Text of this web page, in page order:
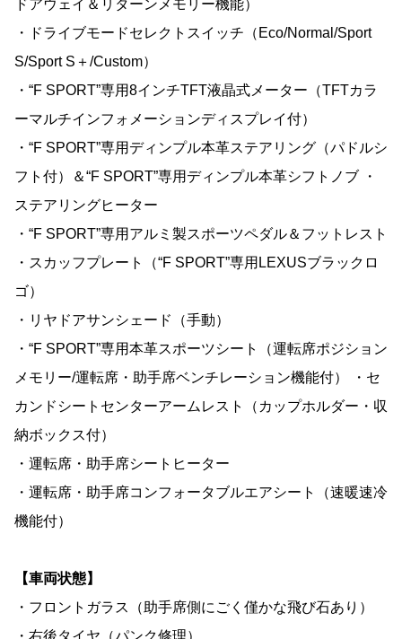
ドアウェイ＆リターンメモリー機能）
・ドライブモードセレクトスイッチ（Eco/Normal/Sport
S/Sport S＋/Custom）
・“F SPORT”専用8インチTFT液晶式メーター（TFTカラ
ーマルチインフォメーションディスプレイ付）
・“F SPORT”専用ディンプル本革ステアリング（パドルシ
フト付）＆“F SPORT”専用ディンプル本革シフトノブ ・
ステアリングヒーター
・“F SPORT”専用アルミ製スポーツペダル＆フットレスト
・スカッフプレート（“F SPORT”専用LEXUSブラックロ
ゴ）
・リヤドアサンシェード（手動）
・“F SPORT”専用本革スポーツシート（運転席ポジション
メモリー/運転席・助手席ベンチレーション機能付） ・セ
カンドシートセンターアームレスト（カップホルダー・収
納ボックス付）
・運転席・助手席シートヒーター
・運転席・助手席コンフォータブルエアシート（速暖速冷
機能付）
【車両状態】
・フロントガラス（助手席側にごく僅かな飛び石あり）